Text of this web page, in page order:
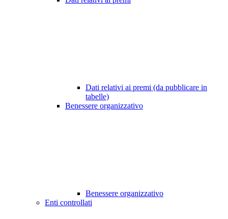
Dati relativi ai premi (da pubblicare in
tabelle)
Benessere organizzativo
Benessere organizzativo
Enti controllati